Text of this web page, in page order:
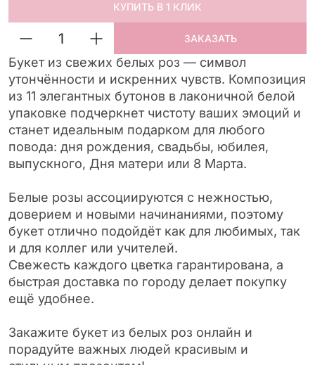
ЗАКАЗАТЬ
КУПИТЬ В 1 КЛИК
Букет из свежих белых роз — символ
утончённости и искренних чувств. Композиция
из 11 элегантных бутонов в лаконичной белой
упаковке подчеркнет чистоту ваших эмоций и
станет идеальным подарком для любого
повода: дня рождения, свадьбы, юбилея,
выпускного, Дня матери или 8 Марта.
Белые розы ассоциируются с нежностью,
доверием и новыми начинаниями, поэтому
букет отлично подойдёт как для любимых, так
и для коллег или учителей.
Свежесть каждого цветка гарантирована, а
быстрая доставка по городу делает покупку
ещё удобнее.
Закажите букет из белых роз онлайн и
порадуйте важных людей красивым и